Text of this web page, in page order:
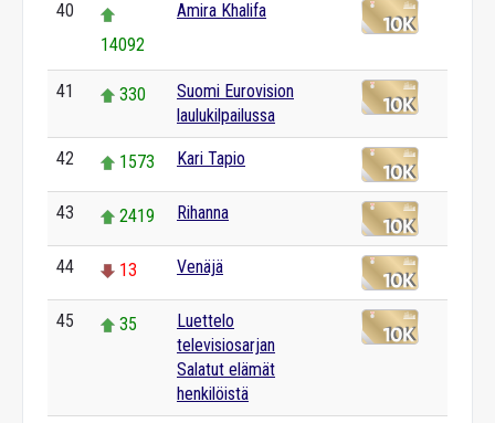
40
14092
Amira Khalifa
41 330
Suomi Eurovision
laulukilpailussa
42 1573 Kari Tapio
43 2419 Rihanna
44 13 Venäjä
45 35
Luettelo
televisiosarjan
Salatut elämät
henkilöistä